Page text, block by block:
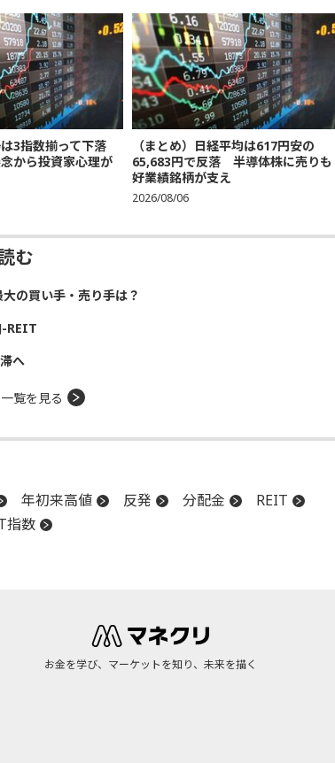
は3指数揃って下落
から投資家心理が
（まとめ）日経平均は617円安の
65,683円で反落 半導体株に売りも
好業績銘柄が支え
2026/08/06
む
の買い手・売り手は？
REIT
へ
覧を見る
年初来高値 反発 分配金
REIT
指数
お金を学び、マーケットを知り、未来を描く